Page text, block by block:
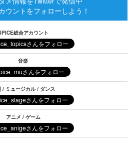
ウントをフォローしよう！
総合アカウント
音楽
/ ミュージカル / ダンス
アニメ / ゲーム